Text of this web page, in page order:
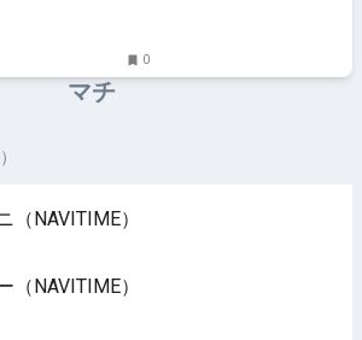
0
マチ
（NAVITIME）
（NAVITIME）